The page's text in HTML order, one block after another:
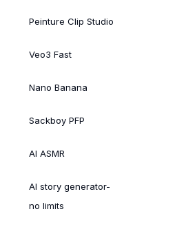
Peinture Clip Studio
Veo3 Fast
Nano Banana
Sackboy PFP
AI ASMR
AI story generator-
no limits